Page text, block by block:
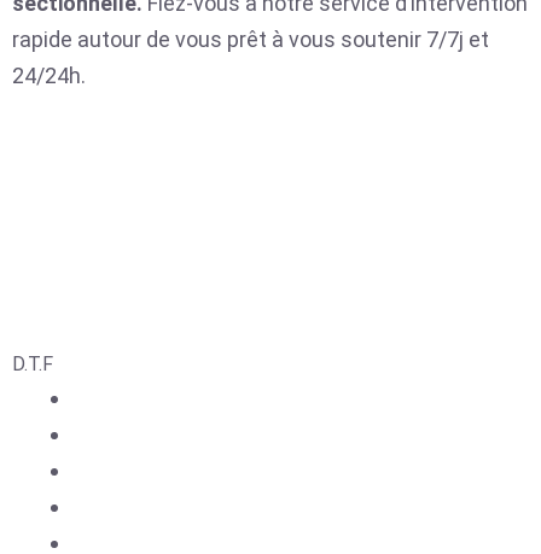
rapide autour de vous prêt à vous soutenir 7/7j et
24/24h.
D.T.F